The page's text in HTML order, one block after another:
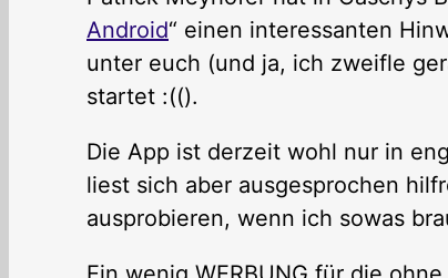
Android“ einen interessanten
unter euch (und ja, ich zweifle
startet :(().
Die App ist derzeit wohl nur in
liest sich aber ausgesprochen
ausprobieren, wenn ich sowas